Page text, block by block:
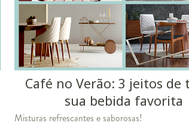
Café no Verão: 3 jeitos de
sua bebida favorita
Misturas refrescantes e saborosas!